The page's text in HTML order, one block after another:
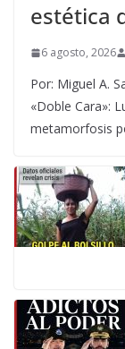
estética
6 agosto, 2026
Por: Miguel A.
«Doble Cara»:
metamorfosis